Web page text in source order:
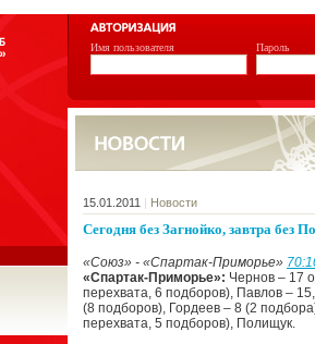
Имя пользователя Пароль
15.01.2011 | Новости
Сегодня без Загнойко, завтра без
«Союз» - «Спартак-Приморье»
«Спартак-Приморье»: Чернов – 17
перехвата, 6 подборов), Павлов –
(8 подборов), Гордеев – 8 (2
перехвата, 5 подборов), Полищук.